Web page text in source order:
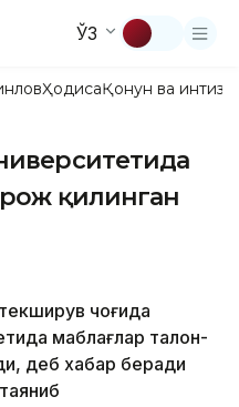
ЎЗ
ҲодисаҚонун ва
қилинган
чоғида
маблағлар талон-
деб хабар беради
таяниб